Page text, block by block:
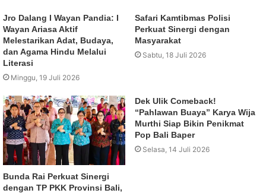
Jro Dalang I Wayan Pandia: I
Wayan Ariasa Aktif
Melestarikan Adat, Budaya,
dan Agama Hindu Melalui
Literasi
Minggu, 19 Juli 2026
Safari Kamtibmas Polisi
Perkuat Sinergi dengan
Masyarakat
Sabtu, 18 Juli 2026
Bunda Rai Perkuat Sinergi
dengan TP PKK Provinsi Bali,
Dek Ulik Comeback!
“Pahlawan Buaya” Karya Wija
Murthi Siap Bikin Penikmat
Pop Bali Baper
Selasa, 14 Juli 2026